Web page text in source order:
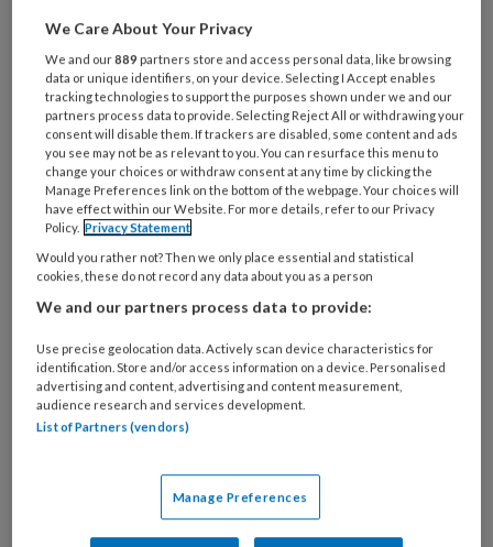
Maak gratis een account aan en lees 2
artikelen gratis per maand
Al een account of abonnement?Log dan in
Wat
is
e-
* *
Kies
je
Kies
je
functie *
werk
We Care About Your Privacy
We and our889 partners store and access personal data, like browsing
data or unique identifiers, on your device. Selecting I Accept enables
tracking technologies to support the purposes shown under we and our
partners process data to provide. Selecting Reject All or withdrawing your
consent will disable them. If trackers are disabled, some content and ads
you see may not be as relevant to you. You can resurface this menu to
change your choices or withdraw consent at any time by clicking the
Manage Preferences link on the bottom of the webpage. Your choices will
have effect within our Website. For more details, refer to our Privacy
Policy. Privacy Statement
Would you rather not? Then we only place essential and statistical
cookies, these do not record any data about you as a person
We and our partners process data to provide:
Use precise geolocation data. Actively scan device characteristics for
identification. Store and/or access information on a device. Personalised
advertising and content, advertising and content measurement,
audience research and services development.
List of Partners (vendors)
Manage Preferences